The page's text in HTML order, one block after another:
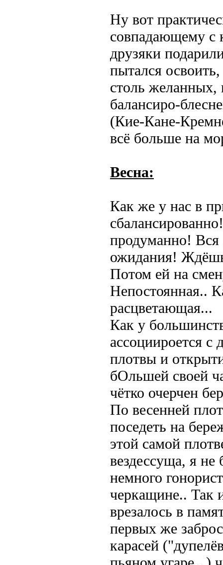
Ну вот
совпадающему с
друзяки
пытался
столь желанных,
балансиро-
(Кие-Кане-
всё больше на
Весна:
Как же у нас в
продуманно! Вся
ожидания!
Потом ей на
Непостоянная..
расцветающая...
Как у
ассоциироется с
плотвы и
бОльшей своей
чётко очерчен
По весенней
поседеть на
этой самой
вездессуща, я
немного
черкащине.. Так
врезалось в
первых же
карасей